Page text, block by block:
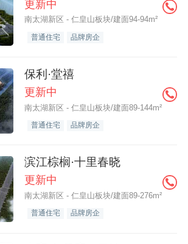
更新中
南太湖新区 - 仁皇山板块/建面94-94m²
普通住宅 品牌房企
保利·堂禧
更新中
南太湖新区 - 仁皇山板块/建面89-144m²
普通住宅 品牌房企
滨江棕榈·十里春晓
更新中
南太湖新区 - 仁皇山板块/建面89-276m²
普通住宅 品牌房企